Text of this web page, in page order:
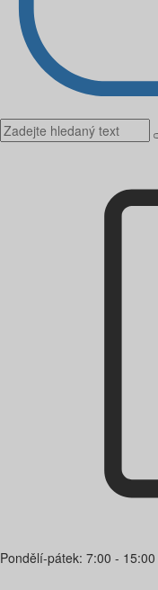
Pondělí-pátek: 7:00 - 15:00